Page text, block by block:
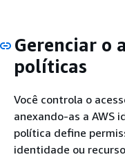
Gerenciar o
políticas
Você controla o
anexando-as a AWS
política define
identidade ou